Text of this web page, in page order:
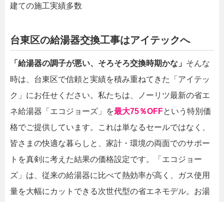
建ての施工実績多数
台東区の給湯器交換工事はアイテックへ
「給湯器の調子が悪い、そろそろ交換時期かな」 そんな
時は、台東区で信頼と実績を積み重ねてきた「アイテッ
ク」にお任せください。私たちは、ノーリツ最新の省エ
ネ給湯器「エコジョーズ」を最大75％OFFという特別価
格でご提供しています。これは単なるセールではなく、
皆さまの快適な暮らしと、家計・環境の両面でのサポー
トを真剣に考えた結果の価格設定です。「エコジョー
ズ」は、従来の給湯器に比べて熱効率が高く、ガス使用
量を大幅にカットできる次世代型の省エネモデル。お湯